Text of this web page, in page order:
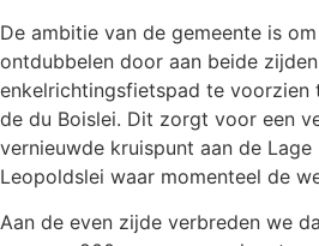
De ambitie van de gemeente is
ontdubbelen door aan beide
enkelrichtingsfietspad te voorzien
de du Boislei. Dit zorgt voor een
vernieuwde kruispunt aan de
Leopoldslei waar momenteel de
Aan de even zijde verbreden we